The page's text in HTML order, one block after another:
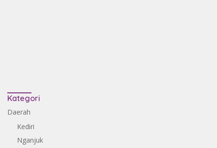
Kategori
Daerah
Kediri
Nganjuk